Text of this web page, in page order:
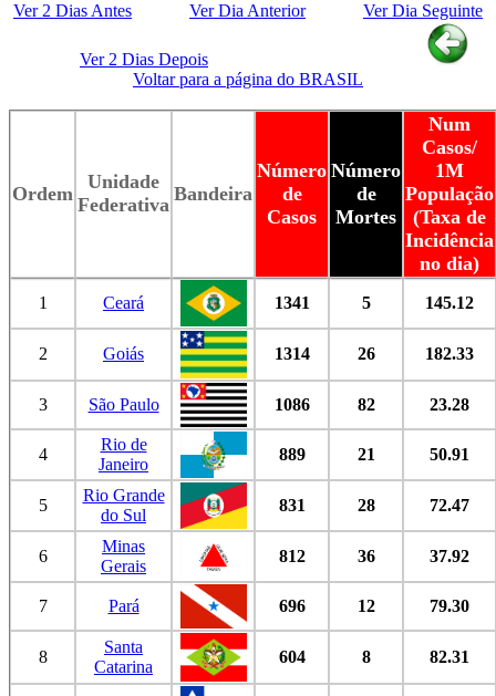
Ver 2 Dias Antes Ver Dia Anterior Ver Dia Seguinte
Ver 2 Dias Depois
Voltar para a página do BRASIL
Ordem
Unidade
Federativa Bandeira
Número
de
Casos
Número
de
Mortes
Num
Casos/
1M
População
(Taxa de
Incidência
no dia)
1 Ceará 1341 5 145.12
2 Goiás 1314 26 182.33
3 São Paulo 1086 82 23.28
4
Rio de
Janeiro
889 21 50.91
5
Rio Grande
do Sul
831 28 72.47
6
Minas
Gerais
812 36 37.92
7 Pará 696 12 79.30
8
Santa
Catarina
604 8 82.31